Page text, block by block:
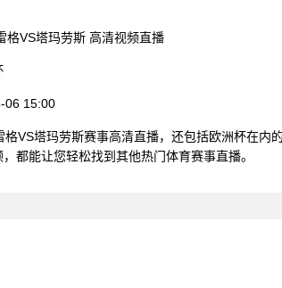
格VS塔玛劳斯 高清视频直播
06 15:00
格VS塔玛劳斯赛事高清直播，还包括欧洲杯在
都能让您轻松找到其他热门体育赛事直播。